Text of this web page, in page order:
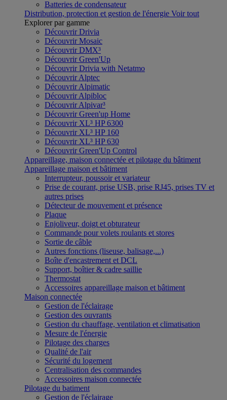
Batteries de condensateur
Distribution, protection et gestion de l'énergie Voir tout
Explorer par gamme
Découvrir Drivia
Découvrir Mosaic
Découvrir DMX³
Découvrir Green'Up
Découvrir Drivia with Netatmo
Découvrir Alptec
Découvrir Alpimatic
Découvrir Alpibloc
Découvrir Alpivar³
Découvrir Green'up Home
Découvrir XL³ HP 6300
Découvrir XL³ HP 160
Découvrir XL³ HP 630
Découvrir Green'Up Control
Appareillage, maison connectée et pilotage du bâtiment
Appareillage maison et bâtiment
Interrupteur, poussoir et variateur
Prise de courant, prise USB, prise RJ45, prises TV et
autres prises
Détecteur de mouvement et présence
Plaque
Enjoliveur, doigt et obturateur
Commande pour volets roulants et stores
Sortie de câble
Autres fonctions (liseuse, balisage,...)
Boîte d'encastrement et DCL
Support, boîtier & cadre saillie
Thermostat
Accessoires appareillage maison et bâtiment
Maison connectée
Gestion de l'éclairage
Gestion des ouvrants
Gestion du chauffage, ventilation et climatisation
Mesure de l'énergie
Pilotage des charges
Qualité de l'air
Sécurité du logement
Centralisation des commandes
Accessoires maison connectée
Pilotage du batiment
Gestion de l'éclairage